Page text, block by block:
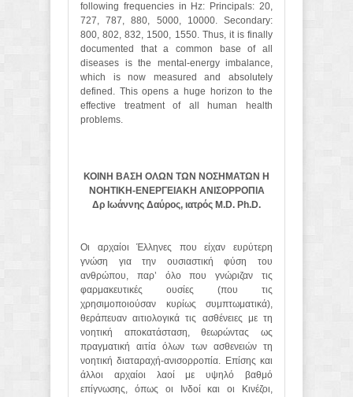
following frequencies in Hz: Principals: 20,
727, 787, 880, 5000, 10000. Secondary:
800, 802, 832, 1500, 1550. Thus, it is finally
documented that a common base of all
diseases is the mental-energy imbalance,
which is now measured and absolutely
defined. This opens a huge horizon to the
effective treatment of all human health
problems.
ΚΟΙΝΗ ΒΑΣΗ ΟΛΩΝ ΤΩΝ ΝΟΣΗΜΑΤΩΝ Η
ΝΟΗΤΙΚΗ-ΕΝΕΡΓΕΙΑΚΗ ΑΝΙΣΟΡΡΟΠΙΑ
Δρ Ιωάννης Δαύρος, ιατρός M.D. Ph.D.
Οι αρχαίοι Έλληνες που είχαν ευρύτερη
γνώση για την ουσιαστική φύση του
ανθρώπου, παρ’ όλο που γνώριζαν τις
φαρμακευτικές ουσίες (που τις
χρησιμοποιούσαν κυρίως συμπτωματικά),
θεράπευαν αιτιολογικά τις ασθένειες με τη
νοητική αποκατάσταση, θεωρώντας ως
πραγματική αιτία όλων των ασθενειών τη
νοητική διαταραχή-ανισορροπία. Επίσης και
άλλοι αρχαίοι λαοί με υψηλό βαθμό
επίγνωσης, όπως οι Ινδοί και οι Κινέζοι,